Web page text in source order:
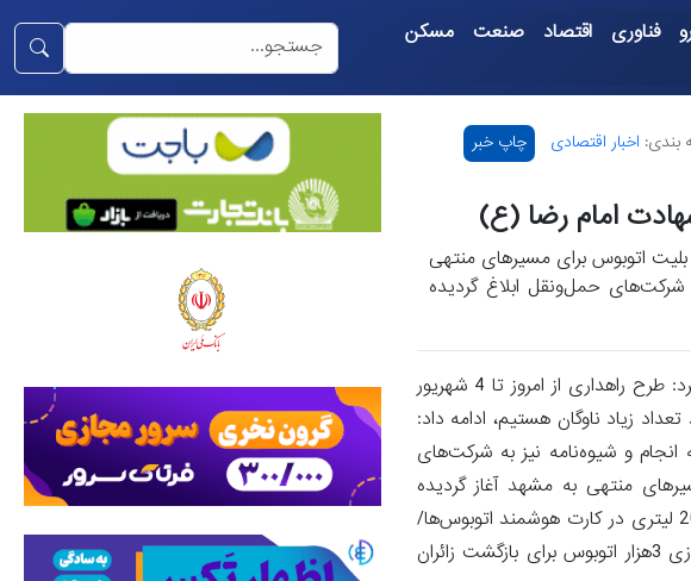
فناوری اقتصاد صنعت مسکن
بندی: اخبار اقتصادی چاپ خبر
امام رضا (ع)
اتوبوس برای مسیرهای منتهی
شرکت‌های حمل‌ونقل ابلاغ گردیده
، مهدی خضری معاون حمل‌ونقل سازمان راهداری و حمل‌ونقل جاده‌ای اظهار کرد: طرح راهداری از امروز تا 4 شهریور
تعداد زیاد ناوگان هستیم، ادامه داد:
انجام و شیوه‌نامه نیز به شرکت‌های
منتهی به مشهد آغاز گردیده
هست.اعزام گسترده ناوگان اتوبوس به مرزهای اربعین/ مردم به پایانه های مسافری مراجعه نکنندشارژ سوخت تنخواه 2000 لیتری در کارت هوشمند اتوبوس‌ها/
وعده ورود 1000 اتوبوس نو تا پایان سالاختصاصی| تخصیص 2000 لیتر سوخت تشویقی اتوبوس مصوب گردیدآماده‌سازی 3هزار اتوبوس برای بازگشت زائران